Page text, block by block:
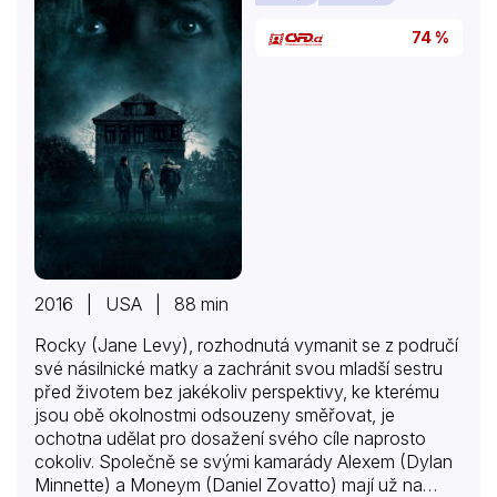
74 %
2016 | USA | 88 min
Rocky (Jane Levy), rozhodnutá vymanit se z područí
své násilnické matky a zachránit svou mladší sestru
před životem bez jakékoliv perspektivy, ke kterému
jsou obě okolnostmi odsouzeny směřovat, je
ochotna udělat pro dosažení svého cíle naprosto
cokoliv. Společně se svými kamarády Alexem (Dylan
Minnette) a Moneym (Daniel Zovatto) mají už na